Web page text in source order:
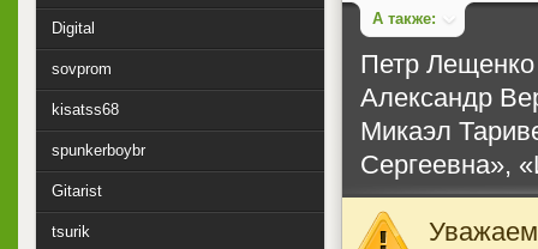
А также:
Петр
Александр
Микаэл
Сергеевна»,
Digital
sovprom
kisatss68
spunkerboybr
Gitarist
tsurik